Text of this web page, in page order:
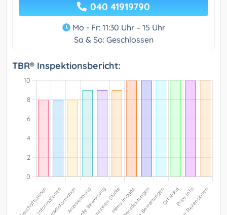
040 41919790
Mo - Fr: 11:30 Uhr – 15 Uhr
Sa & So: Geschlossen
TBR® Inspektionsbericht: